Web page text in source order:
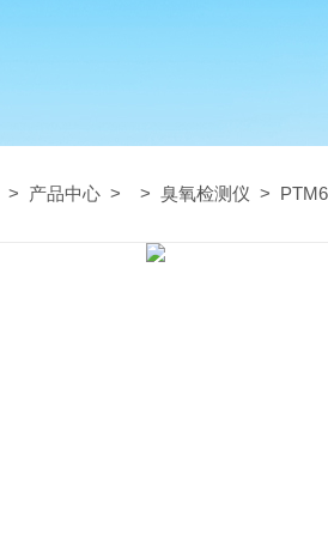
> 产品中心 > > 臭氧检测仪 >